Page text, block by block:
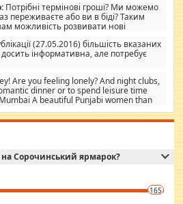
Потрібні термінові гроші? Ми можемо
переживаєте або ви в біді? Таким
можливість розвивати нові
дати їм шанс. Кожен
і, оскільки влада не зможе, вони
Для нас нема багато суми, і зрілість
сум і нічого іншого. Не чекайте і не
суму, яку ви хочете подати, і ми
варіантами. зв'яжіться з нами
Вам потрібні термінові
(27.05.2016) більшість вказаних
досить інформативна, але потребує
Are you feeling lonely? And night clubs,
dinner or to spend leisure time
A beautiful Punjabi women than
that you guys feel like 5 star luxury
in their search for loved solitaire free
figure and shapely body shapes.
truthful, friendly and cheerful girl.
the latest pictures of her body and the
Mirchandani health and figure
fit and regularly go to the health
Сорочинський ярмарок?
165